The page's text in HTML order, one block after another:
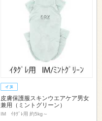
皮膚保護服スキンウエアケア男女
兼用（ミントグリーン）
IM ｲﾀｸﾞﾚ用 約5kg～